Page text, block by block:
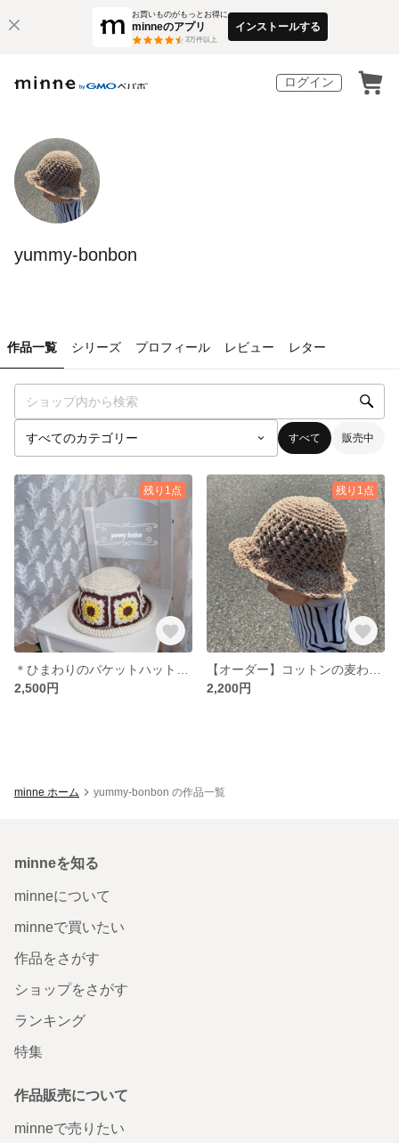
お買いものがもっとお得に
minneのアプリ
3万件以上
インストールする
ログイン
yummy-bonbon
作品一覧 シリーズ プロフィール レビュー レター
すべて 販売中
残り1点
2,500円
残り1点
2,200円
minne ホーム yummy-bonbon の作品一覧
minneを知る
minneについて
minneで買いたい
作品をさがす
ショップをさがす
ランキング
特集
作品販売について
minneで売りたい